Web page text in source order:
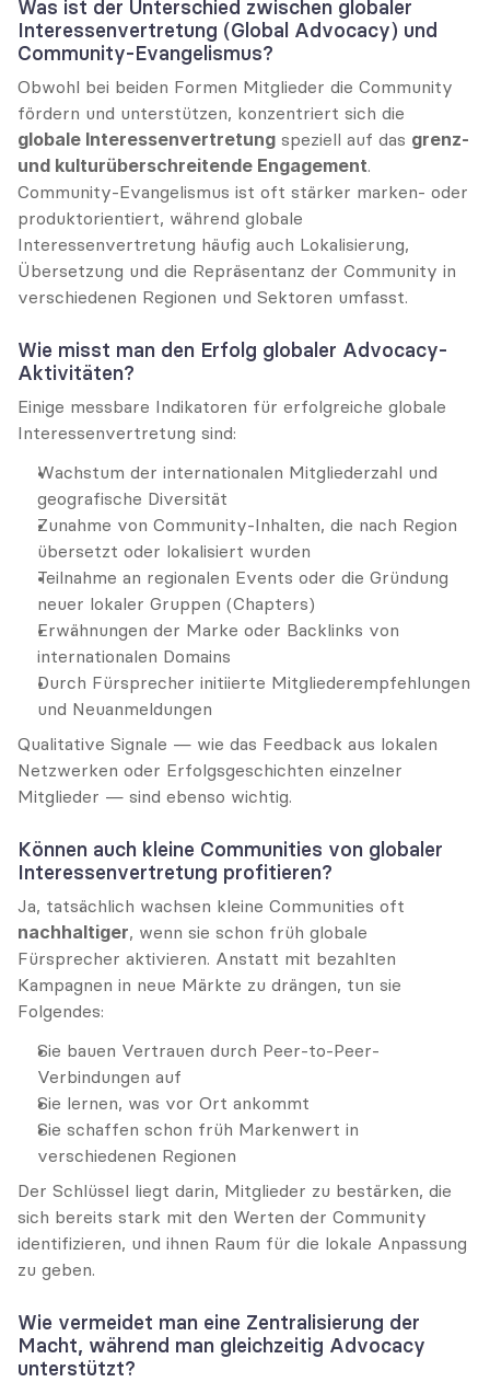
Was ist der Unterschied zwischen globaler
Interessenvertretung (Global Advocacy) und
Community-Evangelismus?
Obwohl bei beiden Formen Mitglieder die Community
globale Interessenvertretung speziell auf das grenz-
und kulturüberschreitende Engagement.
Community-Evangelismus ist oft stärker marken- oder
produktorientiert, während globale
Interessenvertretung häufig auch Lokalisierung,
Übersetzung und die Repräsentanz der Community in
verschiedenen Regionen und Sektoren umfasst.
Wie misst man den Erfolg globaler Advocacy-
Aktivitäten?
Einige messbare Indikatoren für erfolgreiche globale
Interessenvertretung sind:
Wachstum der internationalen Mitgliederzahl und
geografische Diversität
Zunahme von Community-Inhalten, die nach Region
übersetzt oder lokalisiert wurden
Teilnahme an regionalen Events oder die Gründung
neuer lokaler Gruppen (Chapters)
Erwähnungen der Marke oder Backlinks von
internationalen Domains
Durch Fürsprecher initiierte Mitgliederempfehlungen
und Neuanmeldungen
Qualitative Signale — wie das Feedback aus lokalen
Netzwerken oder Erfolgsgeschichten einzelner
Mitglieder — sind ebenso wichtig.
Können auch kleine Communities von globaler
Interessenvertretung profitieren?
nachhaltiger, wenn sie schon früh globale
Fürsprecher aktivieren. Anstatt mit bezahlten
Kampagnen in neue Märkte zu drängen, tun sie
Folgendes:
Sie bauen Vertrauen durch Peer-to-Peer-
Verbindungen auf
Sie lernen, was vor Ort ankommt
Sie schaffen schon früh Markenwert in
verschiedenen Regionen
Der Schlüssel liegt darin, Mitglieder zu bestärken, die
sich bereits stark mit den Werten der Community
identifizieren, und ihnen Raum für die lokale Anpassung
zu geben.
Wie vermeidet man eine Zentralisierung der
Macht, während man gleichzeitig Advocacy
unterstützt?